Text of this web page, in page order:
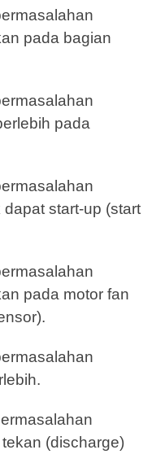
pada bagian
pada
start-up (start
pada motor fan
(discharge)